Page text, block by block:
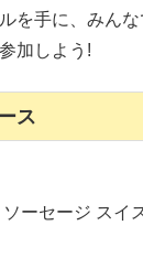
を手に、みん
加しよう!
ス
ーセージ スイ